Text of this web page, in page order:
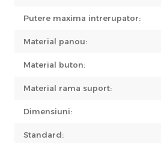
Putere maxima intrerupator:
Material panou:
Material buton:
Material rama suport:
Dimensiuni:
Standard: